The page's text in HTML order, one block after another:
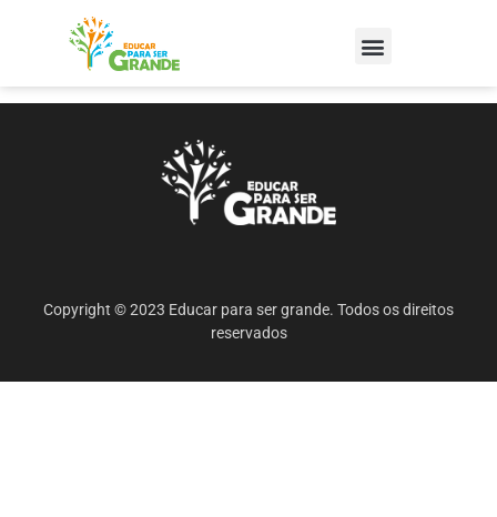
Copyright © 2023 Educar para ser grande. Todos os direitos
reservados